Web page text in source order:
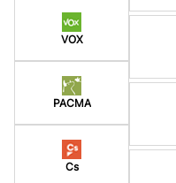
VOX
PACMA
Cs